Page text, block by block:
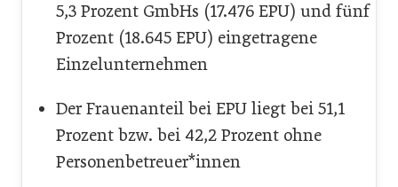
5,3 Prozent GmbHs (17.476 EPU) und fünf
Prozent (18.645 EPU) eingetragene
Einzelunternehmen
Der Frauenanteil bei EPU liegt bei 51,1
Prozent bzw. bei 42,2 Prozent ohne
Personenbetreuer*innen